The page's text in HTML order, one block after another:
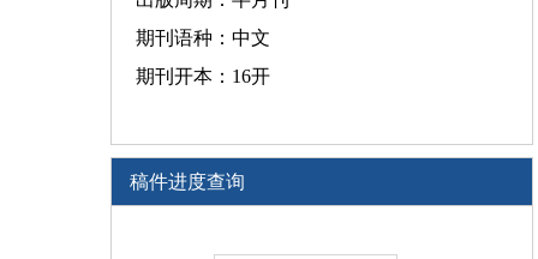
期刊语种：中文
期刊开本：16开
稿件进度查询